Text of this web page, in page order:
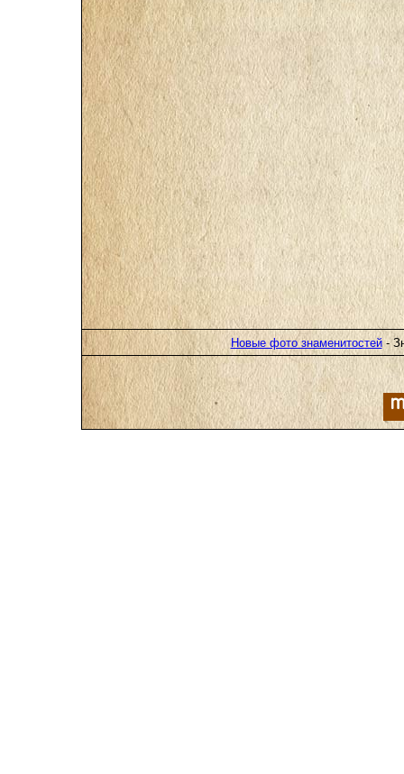
Новые фото знаменитостей-